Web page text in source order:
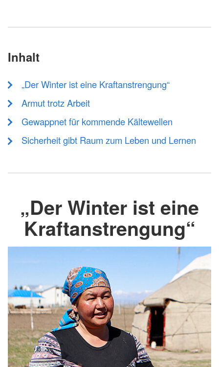
Inhalt
„Der Winter ist eine Kraftanstrengung“
Armut trotz Arbeit
Gewappnet für kommende Kältewellen
Sicherheit gibt Raum zum Leben und Lernen
„Der Winter ist eine
Kraftanstrengung“